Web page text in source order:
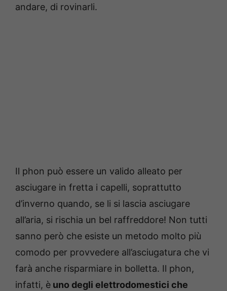
andare, di rovinarli.
Il phon può essere un valido alleato per
asciugare in fretta i capelli, soprattutto
d’inverno quando, se li si lascia asciugare
all’aria, si rischia un bel raffreddore! Non tutti
sanno però che esiste un metodo molto più
comodo per provvedere all’asciugatura che vi
farà anche risparmiare in bolletta. Il phon,
infatti, è uno degli elettrodomestici che